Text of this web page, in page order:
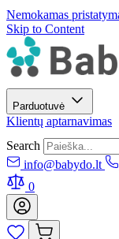
Nemokamas
Skip to Content
Parduotuvė
Klientų aptarnavimas
Search
info@babydo.lt
0